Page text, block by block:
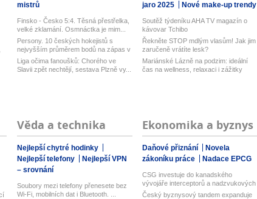
mistrů
Finsko - Česko 5:4. Těsná přestřelka,
velké zklamání. Osmnáctka je mim...
Persony. 10 českých hokejistů s
nejvyšším průměrem bodů na zápas v
his...
Liga očima fanoušků: Chorého ve
Slavii zpět nechtějí, sestava Plzně vy...
jaro 2025
Nové make-up trendy
Soutěž týdeníku AHA TV magazín o
kávovar Tchibo
Řekněte STOP mdlým vlasům! Jak jim
zaručeně vrátíte lesk?
Mariánské Lázně na podzim: ideální
čas na wellness, relaxaci i zážitky
Věda a technika
Nejlepší chytré hodinky
Nejlepší telefony
Nejlepší VPN
– srovnání
Soubory mezi telefony přenesete bez
Wi-Fi, mobilních dat i Bluetooth. ...
Ekonomika a byznys
Daňové přiznání
Novela
zákoníku práce
Nadace EPCG
CSG investuje do kanadského
vývojáře interceptorů a nadzvukových
techn...
Český byznysový tandem expanduje